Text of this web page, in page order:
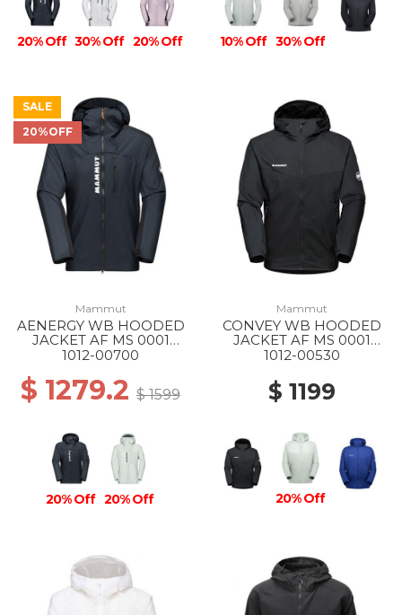
20% Off 30% Off 20% Off 10% Off 30% Off
SALE
20%OFF
Mammut
AENERGY WB HOODED
JACKET AF MS 0001
BLACK
1012-00700
$ 1279.2 $ 1599
20% Off 20% Off
Mammut
CONVEY WB HOODED
JACKET AF MS 0001
BLACK
1012-00530
$ 1199
20% Off